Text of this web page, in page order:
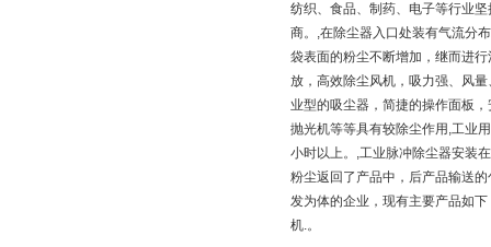
纺织、食品、制药、电子等行业
商。,在除尘器入口处装有气流分
袋表面的粉尘不断增加，继而进
放，高效除尘风机，吸力强、风
业型的吸尘器，简捷的操作面板
抛光机等等具有较除尘作用,工业
小时以上。,工业脉冲除尘器安装
粉尘返回了产品中，后产品输送
发为体的企业，现有主要产品如
机.。